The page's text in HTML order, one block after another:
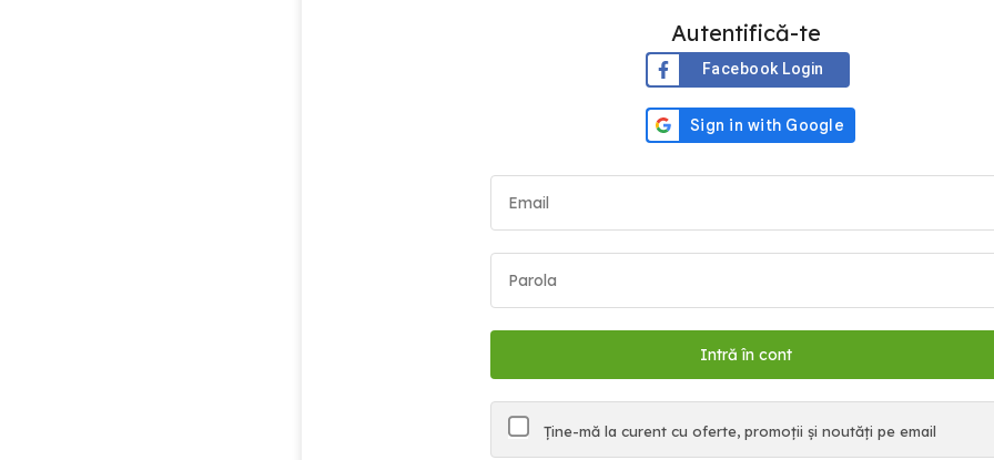
Autentifică-te
Facebook Login
Ține-mă la curent cu oferte, promoții și noutăți pe email